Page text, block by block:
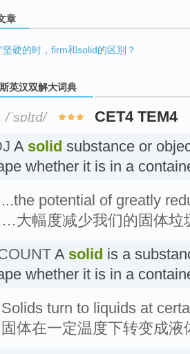
章
坚硬的时，firm和solid的区别？
英汉双解大词典
/ˈsɒlɪd/ CET4 TEM4
A solid substance or
whether it is in a
...the potential of greatly
…大幅度减少我们的固体垃
A solid is a
whether it is in a
Solids turn to liquids at
固体在一定温度下转变成液